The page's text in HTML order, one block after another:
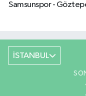
Samsunspor -
İSTANBUL